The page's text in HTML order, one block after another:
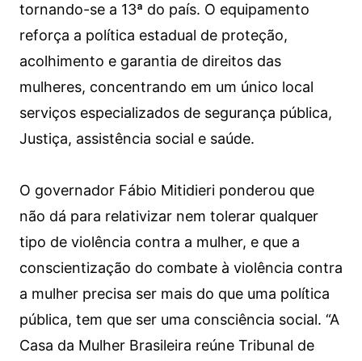
tornando-se a 13ª do país. O equipamento
reforça a política estadual de proteção,
acolhimento e garantia de direitos das
mulheres, concentrando em um único local
serviços especializados de segurança pública,
Justiça, assistência social e saúde.
O governador Fábio Mitidieri ponderou que
não dá para relativizar nem tolerar qualquer
tipo de violência contra a mulher, e que a
conscientização do combate à violência contra
a mulher precisa ser mais do que uma política
pública, tem que ser uma consciência social. “A
Casa da Mulher Brasileira reúne Tribunal de